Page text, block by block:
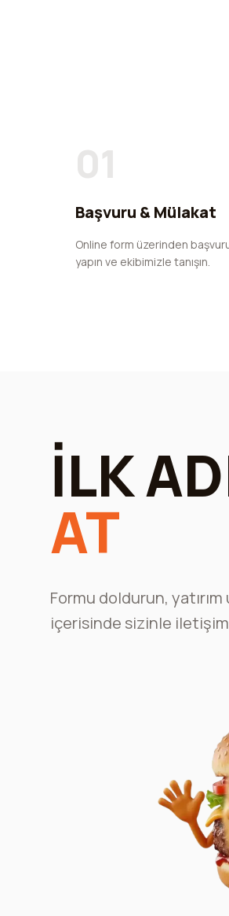
01
Başvuru & Mülakat
Online form üzerinden
yapın ve ekibimizle tanışın.
İLK
AT
Formu doldurun,
içerisinde sizinle